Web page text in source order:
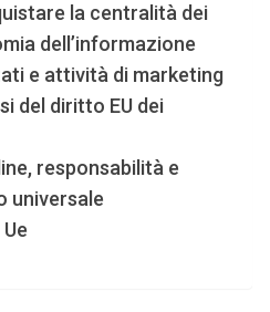
la centralità dei
dell’informazione
e attività di marketing
del diritto EU dei
responsabilità e
universale